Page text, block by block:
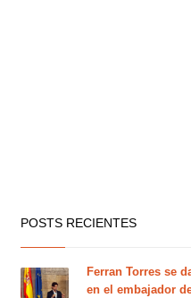
POSTS RECIENTES
Ferran Torres se
en el embajador